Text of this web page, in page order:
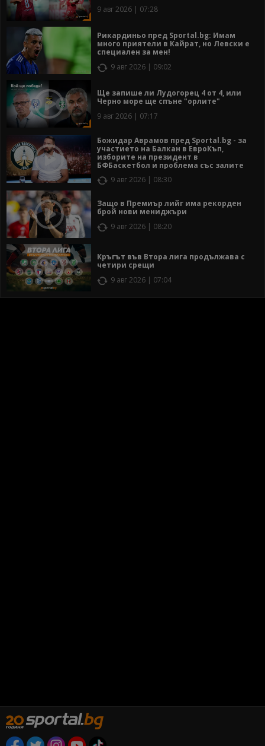
9 авг 2026 | 07:28
Рикардиньо пред Sportal.bg: Имам
много приятели в Кайрат, но Левски е
специален за мен!
9 авг 2026 | 09:02
Ще запише ли Лудогорец 4 от 4, или
Черно море ще спъне "орлите"
9 авг 2026 | 07:17
Божидар Аврамов пред Sportal.bg - за
участието на Балкан в ЕвроКъп,
изборите на президент в
БФБаскетбол и проблема със залите
9 авг 2026 | 08:30
Защо в Премиър лийг има рекорден
брой нови мениджъри
9 авг 2026 | 08:20
Кръгът във Втора лига продължава с
четири срещи
9 авг 2026 | 07:04